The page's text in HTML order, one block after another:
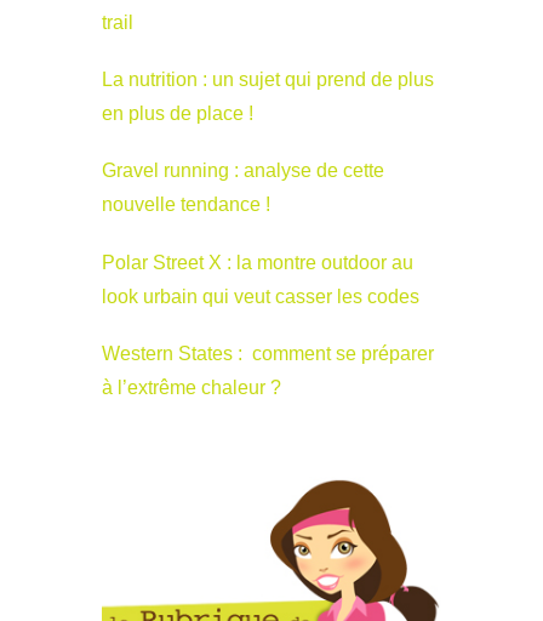
trail
La nutrition : un sujet qui prend de plus
en plus de place !
Gravel running : analyse de cette
nouvelle tendance !
Polar Street X : la montre outdoor au
look urbain qui veut casser les codes
Western States : comment se préparer
à l’extrême chaleur ?